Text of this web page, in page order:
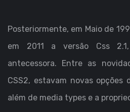
Posteriormente, em Maio de
em 2011 a versão Css
antecessora. Entre as
CSS2, estavam novas opções
além de media types e a